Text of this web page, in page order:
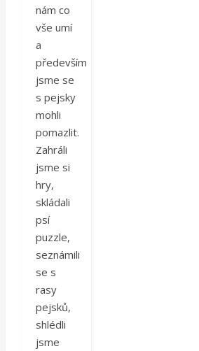
nám co
vše umí
a
především
jsme se
s pejsky
mohli
pomazlit.
Zahráli
jsme si
hry,
skládali
psí
puzzle,
seznámili
se s
rasy
pejsků,
shlédli
jsme